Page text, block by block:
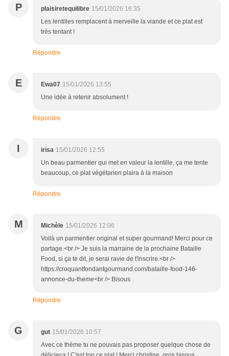
P plaisiretequilibre 15/01/2026 16:35
Les lentilles remplacent à merveille la viande et ce plat est
très tentant !
Répondre
E Ewa07 15/01/2026 13:55
Une idée à retenir absolument !
Répondre
I irisa 15/01/2026 12:55
Un beau parmentier qui met en valeur la lentille, ça me tente
beaucoup, ce plat végétarien plaira à la maison
Répondre
M Michèle 15/01/2026 12:06
Voilà un parmentier original et super gourmand! Merci pour ce
partage.<br /> Je suis la marraine de la prochaine Bataille
Food, si ça te dit, je serai ravie de t'inscrire.<br />
https://croquantfondantgourmand.com/bataille-food-146-
annonce-du-theme<br /> Bisous
Répondre
G gut 15/01/2026 10:57
Avec ce thème tu ne pouvais pas proposer quelque chose de